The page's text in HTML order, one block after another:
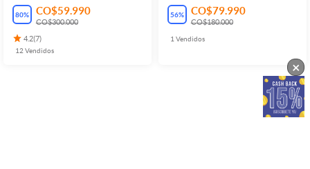
80% CO$59.990
CO$300.000
4.2(7)
12 Vendidos
56% CO$79.990
CO$180.000
1 Vendidos
×